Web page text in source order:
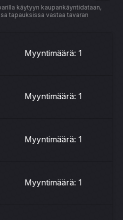
käytyyn kaupankäyntidataan,
tapauksissa vastaa tavaran
Myyntimäärä: 1
Myyntimäärä: 1
Myyntimäärä: 1
Myyntimäärä: 1